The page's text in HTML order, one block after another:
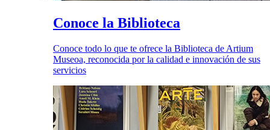
Conoce la Biblioteca
Conoce todo lo que te ofrece la Biblioteca de Artium
Museoa, reconocida por la calidad e innovación de sus
servicios